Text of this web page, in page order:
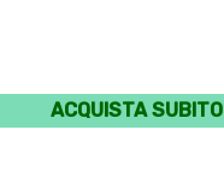
ACQUISTA SUBITO